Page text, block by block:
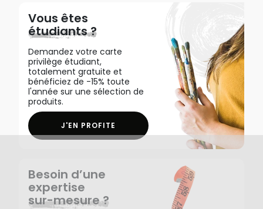
Vous êtes
étudiants ?
Demandez votre carte
privilège étudiant,
totalement gratuite et
bénéficiez de -15% toute
l'année sur une sélection de
produits.
J'EN PROFITE
Besoin d’une
expertise
sur-mesure ?